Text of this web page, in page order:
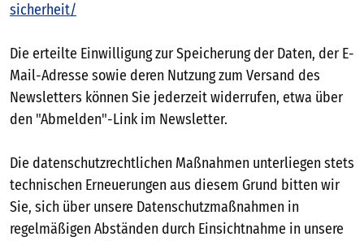
sicherheit/
Die erteilte Einwilligung zur Speicherung der Daten, der E-
Mail-Adresse sowie deren Nutzung zum Versand des
Newsletters können Sie jederzeit widerrufen, etwa über
den "Abmelden"-Link im Newsletter.
Die datenschutzrechtlichen Maßnahmen unterliegen stets
technischen Erneuerungen aus diesem Grund bitten wir
Sie, sich über unsere Datenschutzmaßnahmen in
regelmäßigen Abständen durch Einsichtnahme in unsere